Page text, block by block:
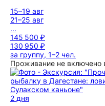
15–19 авг
21–25 авг
...
145 500 ₽
130 950 ₽
за группу, 1–2 чел.
Проживание не включено
2 дня